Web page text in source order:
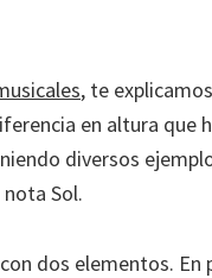
, te
en altura que
diversos
Sol.
dos elementos. En